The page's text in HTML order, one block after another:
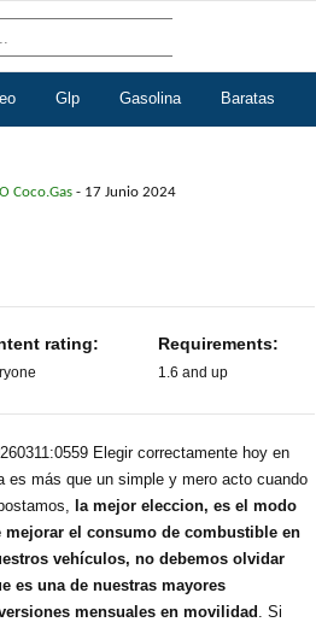
Glp Gasolina Baratas
Coco.Gas - 17 Junio 2024
rating: Requirements:
1.6 and up
Elegir correctamente hoy en
es más que un simple y mero acto cuando
la mejor eleccion, es el modo
mejorar el consumo de combustible en
vehículos, no debemos olvidar
es una de nuestras mayores
mensuales en movilidad . Si